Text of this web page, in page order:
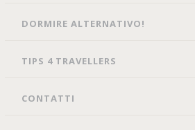
DORMIRE ALTERNATIVO!
TIPS 4 TRAVELLERS
CONTATTI